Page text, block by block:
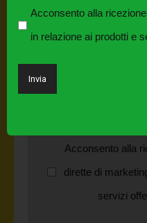
Quanto ti viene
Regolamento
Acconsento alla
dirette di
servizi
Acconsento alla
in relazione ai prodotti e